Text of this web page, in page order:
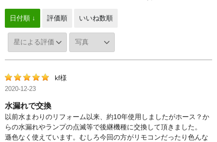
日付順 ↓ 評価順 いいね数順
kf様
2020-12-23
水漏れで交換
以前水まわりのリフォーム以来、約10年使用しましたがホース？か
らの水漏れやランプの点滅等で後継機種に交換して頂きました。
遜色なく使えています。むしろ今回の方がリモコンだったり色んな